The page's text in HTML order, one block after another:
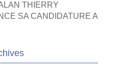
THIERRY
SA CANDIDATURE A